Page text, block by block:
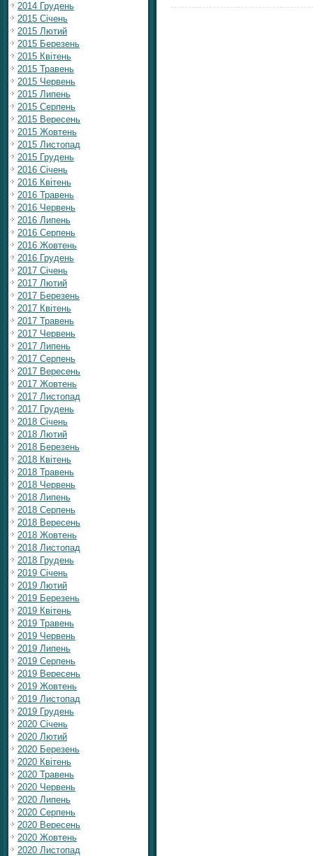
2014 Грудень
2015 Січень
2015 Лютий
2015 Березень
2015 Квітень
2015 Травень
2015 Червень
2015 Липень
2015 Серпень
2015 Вересень
2015 Жовтень
2015 Листопад
2015 Грудень
2016 Січень
2016 Квітень
2016 Травень
2016 Червень
2016 Липень
2016 Серпень
2016 Жовтень
2016 Грудень
2017 Січень
2017 Лютий
2017 Березень
2017 Квітень
2017 Травень
2017 Червень
2017 Липень
2017 Серпень
2017 Вересень
2017 Жовтень
2017 Листопад
2017 Грудень
2018 Січень
2018 Лютий
2018 Березень
2018 Квітень
2018 Травень
2018 Червень
2018 Липень
2018 Серпень
2018 Вересень
2018 Жовтень
2018 Листопад
2018 Грудень
2019 Січень
2019 Лютий
2019 Березень
2019 Квітень
2019 Травень
2019 Червень
2019 Липень
2019 Серпень
2019 Вересень
2019 Жовтень
2019 Листопад
2019 Грудень
2020 Січень
2020 Лютий
2020 Березень
2020 Квітень
2020 Травень
2020 Червень
2020 Липень
2020 Серпень
2020 Вересень
2020 Жовтень
2020 Листопад